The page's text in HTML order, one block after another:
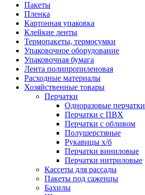
Пакеты
Пленка
Картонная упаковка
Клейкие ленты
Термопакеты, термосумки
Упаковочное оборудование
Упаковочная бумага
Лента полипропиленовая
Расходные материалы
Хозяйственные товары
Перчатки
Одноразовые перчатки
Перчатки с ПВХ
Перчатки с обливом
Полушерстяные
Рукавицы х/б
Перчатки виниловые
Перчатки нитриловые
Кассеты для рассады
Пакеты под саженцы
Бахилы